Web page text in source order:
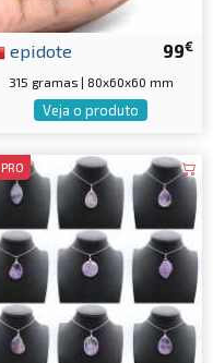
99€
epidote
315 gramas | 80x60x60 mm
Veja o produto
PRO